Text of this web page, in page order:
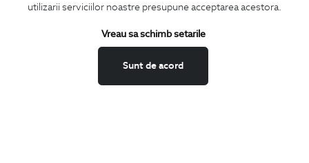
utilizarii serviciilor noastre presupune acceptarea acestora.
Sunt de acord
Vreau sa schimb setarile
Termeni si conditii
Schimburi si retur
Securitatea datelor
Feedback site
ANPC